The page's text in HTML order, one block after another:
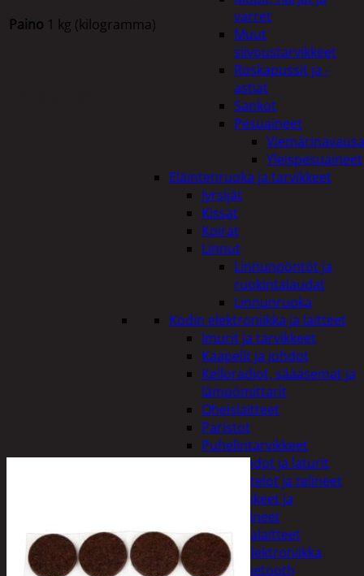
varret
Muut
siivoustarvikkeet
Roskapussit ja -
astiat
Sankot
Pesuaineet
Yleispesuaineet
Eläintenruoka ja tarvikkeet
Jyrsijät
Kissat
Koirat
Linnut
Linnunpöntöt ja
ruokintalaudat
Linnunruoka
Kodin elektroniikka ja laitteet
Imurit ja tarvikkeet
Kaapelit ja johdot
Kelloradiot, sääasemat ja
lämpömittarit
Oheislaitteet
Paristot
Puhelintarvikkeet
Johdot ja laturit
Kotelot ja telineet
Tv-tarvikkeet ja
seinätelineet
Varavirtalaitteet
Viihde-elektroniikka
Bluetooth
Paino 1 kg (kilogramma)